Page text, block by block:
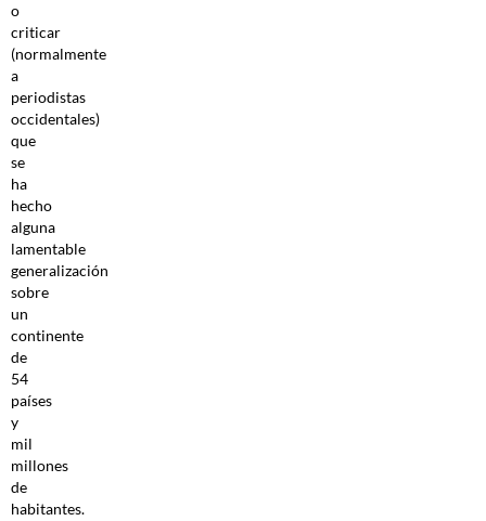
o
criticar
(normalmente
a
periodistas
occidentales)
que
se
ha
hecho
alguna
lamentable
generalización
sobre
un
continente
de
54
países
y
mil
millones
de
habitantes.